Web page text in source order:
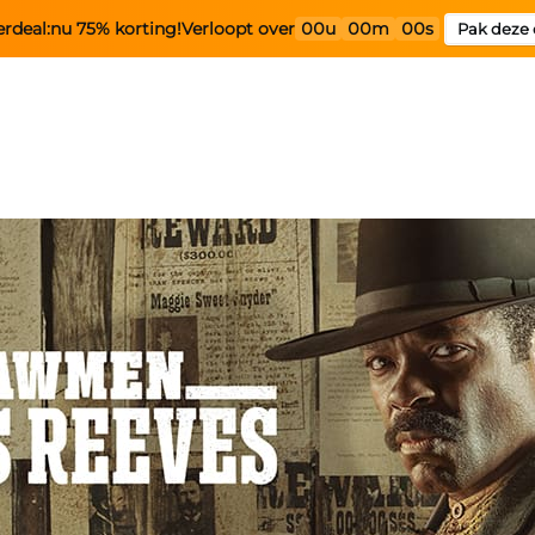
nu 75% korting!Verloopt over 00u 00m 00s Pak deze